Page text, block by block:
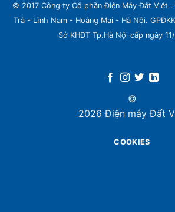
© 2017 Công ty Cổ phần Điện Máy Đất Việt .
Trà - Lĩnh Nam - Hoàng Mai - Hà Nội.
Sở KHĐT Tp.Hà Nội cấp ngày
©
2026 Điện máy Đất
COOKIES